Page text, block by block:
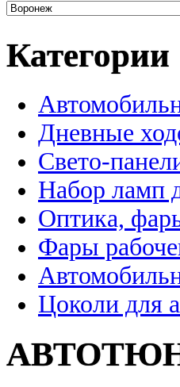
Категории
Дневные
Свето-
Набор ламп
Оптика,
Фары
Цоколи для